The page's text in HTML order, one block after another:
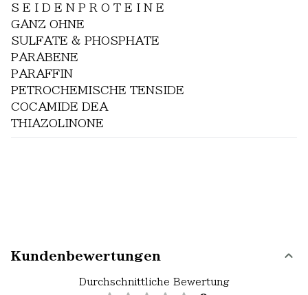
S E I D E N P R O T E I N E
GANZ OHNE
SULFATE & PHOSPHATE
PARABENE
PARAFFIN
PETROCHEMISCHE TENSIDE
COCAMIDE DEA
THIAZOLINONE
Kundenbewertungen
Durchschnittliche Bewertung